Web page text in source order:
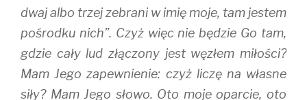
dwaj albo trzej zebrani w imię moje, tam jestem
pośrodku nich”. Czyż więc nie będzie Go tam,
gdzie cały lud złączony jest węzłem miłości?
Mam Jego zapewnienie: czyż liczę na własne
siły? Mam Jego słowo. Oto moje oparcie, oto